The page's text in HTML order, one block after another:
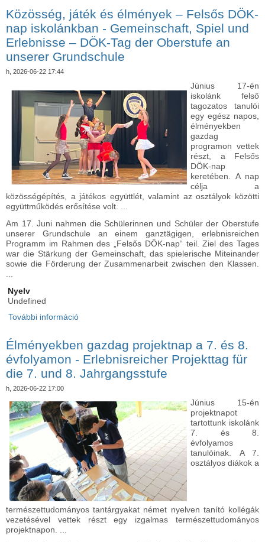
Közösség, játék és élmények – Felsős DÖK-
nap iskolánkban - Gemeinschaft, Spiel und
Erlebnisse – DÖK-Tag der Oberstufe an
unserer Grundschule
h, 2026-06-22 17:44
Június 17-én
iskolánk felső
tagozatos tanulói
egy egész napos,
élményekben
gazdag
programon vettek
részt, a Felsős
DÖK-nap
keretében. A nap
célja a
közösségépítés, a játékos együttlét, valamint az osztályok közötti
együttműködés erősítése volt. ...
Am 17. Juni nahmen die Schülerinnen und Schüler der Oberstufe
unserer Grundschule an einem ganztägigen, erlebnisreichen
Programm im Rahmen des „Felsős DÖK-nap“ teil. Ziel des Tages
war die Stärkung der Gemeinschaft, das spielerische Miteinander
sowie die Förderung der Zusammenarbeit zwischen den Klassen.
Nyelv
Undefined
További információ
Grundschule tartalommal kapcsolatosan
Élményekben gazdag projektnap a 7. és 8.
évfolyamon - Erlebnisreicher Projekttag für
die 7. und 8. Jahrgangsstufe
h, 2026-06-22 17:00
Június 15-én
projektnapot
tartottunk iskolánk
7. és 8.
évfolyamos
tanulóinak. A 7.
osztályos diákok a
természettudományos tantárgyakat német nyelven tanító kollégák
vezetésével vettek részt egy izgalmas természettudományos
projektnapon. ...